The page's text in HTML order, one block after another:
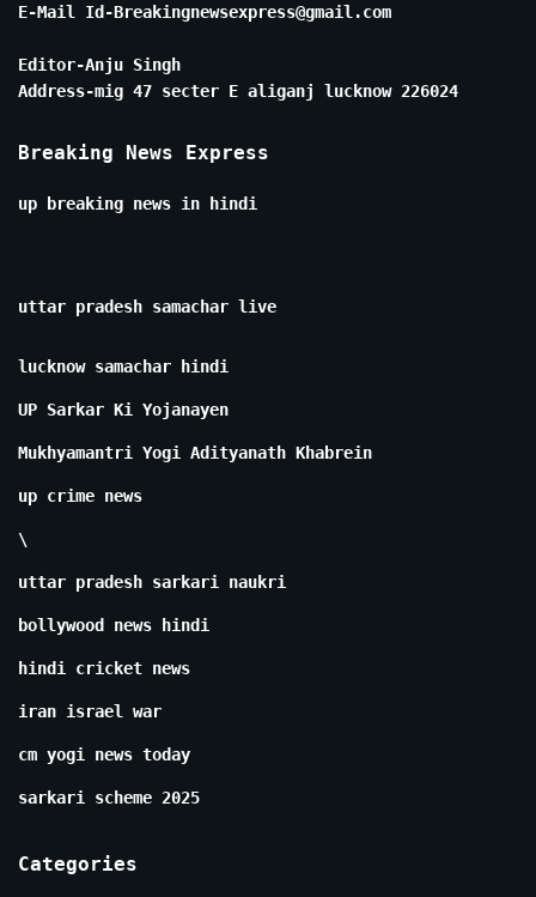
E-Mail Id-Breakingnewsexpress@gmail.com
Editor-Anju Singh
Address-mig 47 secter E aliganj lucknow 226024
Breaking News Express
up breaking news in hindi
uttar pradesh samachar live
lucknow samachar hindi
UP Sarkar Ki Yojanayen
Mukhyamantri Yogi Adityanath Khabrein
up crime news
\
uttar pradesh sarkari naukri
bollywood news hindi
hindi cricket news
iran israel war
cm yogi news today
sarkari scheme 2025
Categories